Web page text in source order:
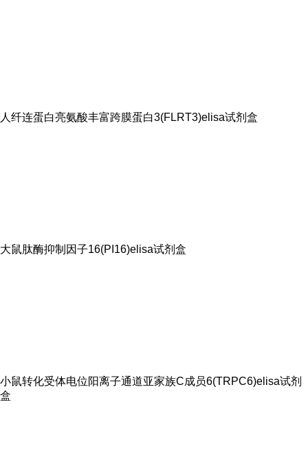
人纤连蛋白亮氨酸丰富跨膜蛋白3(FLRT3)elisa试剂盒
大鼠肽酶抑制因子16(PI16)elisa试剂盒
小鼠转化受体电位阳离子通道亚家族C成员6(TRPC6)elisa试剂
盒